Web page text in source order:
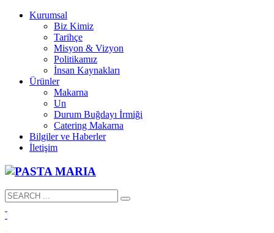
Kurumsal
Biz Kimiz
Tarihçe
Misyon & Vizyon
Politikamız
İnsan Kaynakları
Ürünler
Makarna
Un
Durum Buğdayı İrmiği
Catering Makarna
Bilgiler ve Haberler
İletişim